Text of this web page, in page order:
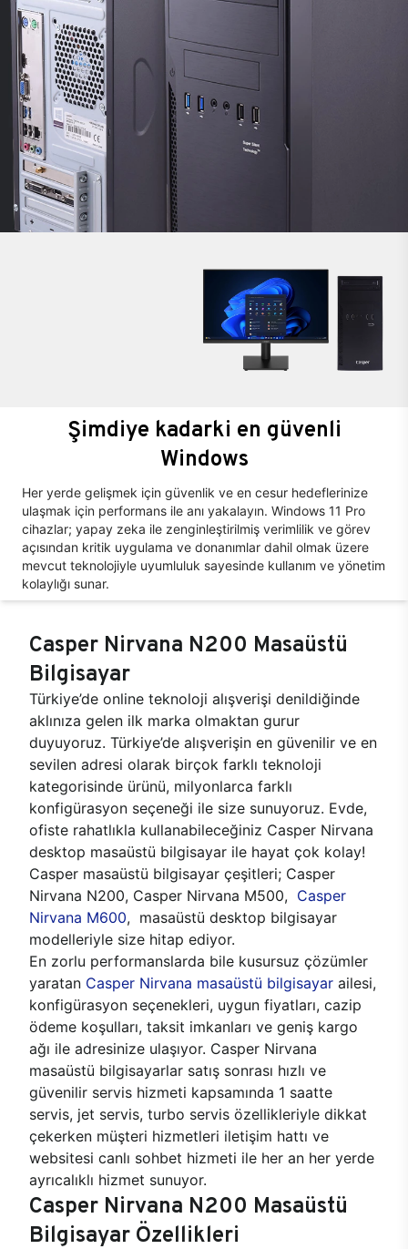
Şimdiye kadarki en güvenli
Windows
Her yerde gelişmek için güvenlik ve en cesur hedeflerinize
ulaşmak için performans ile anı yakalayın. Windows 11 Pro
cihazlar; yapay zeka ile zenginleştirilmiş verimlilik ve görev
açısından kritik uygulama ve donanımlar dahil olmak üzere
mevcut teknolojiyle uyumluluk sayesinde kullanım ve yönetim
kolaylığı sunar.
Casper Nirvana N200 Masaüstü
Bilgisayar
Türkiye’de online teknoloji alışverişi denildiğinde
aklınıza gelen ilk marka olmaktan gurur
duyuyoruz. Türkiye’de alışverişin en güvenilir ve en
sevilen adresi olarak birçok farklı teknoloji
kategorisinde ürünü, milyonlarca farklı
konfigürasyon seçeneği ile size sunuyoruz. Evde,
ofiste rahatlıkla kullanabileceğiniz Casper Nirvana
desktop masaüstü bilgisayar ile hayat çok kolay!
Casper masaüstü bilgisayar çeşitleri; Casper
Nirvana N200, Casper Nirvana M500, Casper
Nirvana M600, masaüstü desktop bilgisayar
modelleriyle size hitap ediyor.
En zorlu performanslarda bile kusursuz çözümler
yaratan Casper Nirvana masaüstü bilgisayar ailesi,
konfigürasyon seçenekleri, uygun fiyatları, cazip
ödeme koşulları, taksit imkanları ve geniş kargo
ağı ile adresinize ulaşıyor. Casper Nirvana
masaüstü bilgisayarlar satış sonrası hızlı ve
güvenilir servis hizmeti kapsamında 1 saatte
servis, jet servis, turbo servis özellikleriyle dikkat
çekerken müşteri hizmetleri iletişim hattı ve
websitesi canlı sohbet hizmeti ile her an her yerde
ayrıcalıklı hizmet sunuyor.
Casper Nirvana N200 Masaüstü
Bilgisayar Özellikleri